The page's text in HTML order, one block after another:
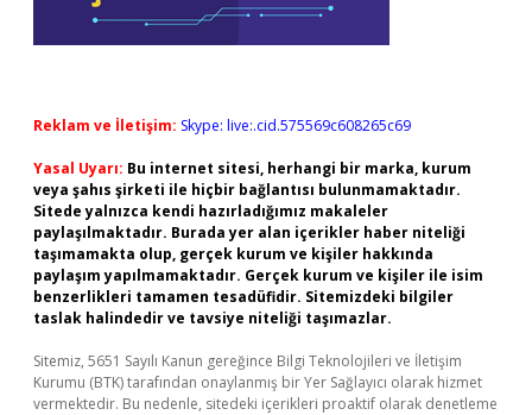
Reklam ve İletişim: Skype: live:.cid.575569c608265c69
Yasal Uyarı: Bu internet sitesi, herhangi bir marka, kurum
veya şahıs şirketi ile hiçbir bağlantısı bulunmamaktadır.
Sitede yalnızca kendi hazırladığımız makaleler
paylaşılmaktadır. Burada yer alan içerikler haber niteliği
taşımamakta olup, gerçek kurum ve kişiler hakkında
paylaşım yapılmamaktadır. Gerçek kurum ve kişiler ile isim
benzerlikleri tamamen tesadüfidir. Sitemizdeki bilgiler
taslak halindedir ve tavsiye niteliği taşımazlar.
Sitemiz, 5651 Sayılı Kanun gereğince Bilgi Teknolojileri ve İletişim
Kurumu (BTK) tarafından onaylanmış bir Yer Sağlayıcı olarak hizmet
vermektedir. Bu nedenle, sitedeki içerikleri proaktif olarak denetleme